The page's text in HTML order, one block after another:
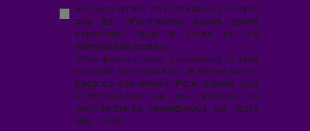
En soumettant ce formulaire, j’accepte
que les informations saisies soient
exploitées* dans le cadre de ma
demande de contact.
Vous pouvez vous désabonner à tout
moment en cliquant sur le lien en bas de
page de nos emails. Pour obtenir plus
d'informations sur nos pratiques de
confidentialité, rendez-vous sur notre
site web